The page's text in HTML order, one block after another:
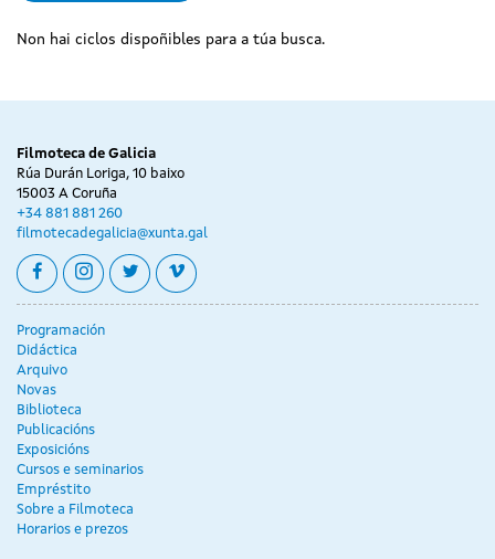
Non hai ciclos dispoñibles para a túa busca.
Filmoteca de Galicia
Rúa Durán Loriga, 10 baixo
15003 A Coruña
+34 881 881 260
filmotecadegalicia@xunta.gal
facebookinstagram
twittervimeo
Programación
Didáctica
Arquivo
Novas
Biblioteca
Publicacións
Exposicións
Cursos e seminarios
Empréstito
Sobre a Filmoteca
Horarios e prezos